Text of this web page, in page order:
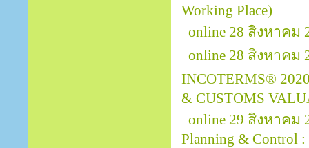
Working Place)
online 28 สิงหาคม
online 28 สิงหาคม
INCOTERMS®
& CUSTOMS
online 29 สิงหาคม
Planning & Control :